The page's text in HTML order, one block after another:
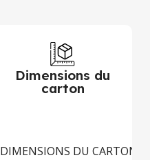
Dimensions du
carton
DIMENSIONS DU CARTON